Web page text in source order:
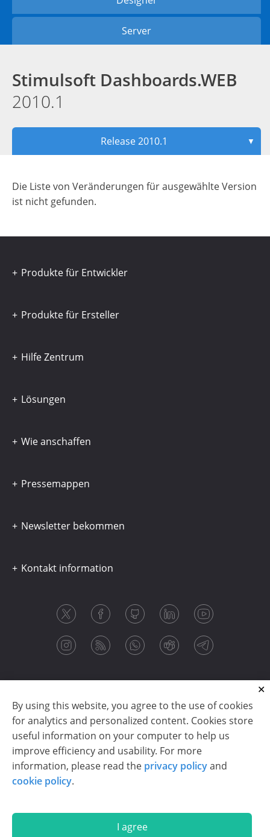
Server
Stimulsoft Dashboards.WEB
2010.1
Release 2010.1 ▼
Die Liste von Veränderungen für ausgewählte Version
ist nicht gefunden.
By using this website, you agree to the use of cookies
for analytics and personalized content. Cookies store
useful information on your computer to help us
improve efficiency and usability. For more
information, please read the privacy policyand
cookie policy.
I agree
Produkte für Entwickler
Produkte für Ersteller
Hilfe Zentrum
Lösungen
Wie anschaffen
Pressemappen
Newsletter bekommen
Kontakt information
Copyright © 2003-2026 CloudReports sp. z o.o. (dba
Stimulsoft). All rights reserved.
En De